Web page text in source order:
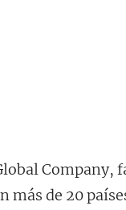
Company,
más de 20